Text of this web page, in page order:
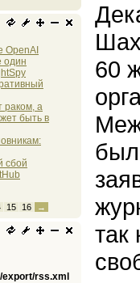
OpenAI
один
раком, а
быть в
сбой
15 16 →
rss.xml
60
так